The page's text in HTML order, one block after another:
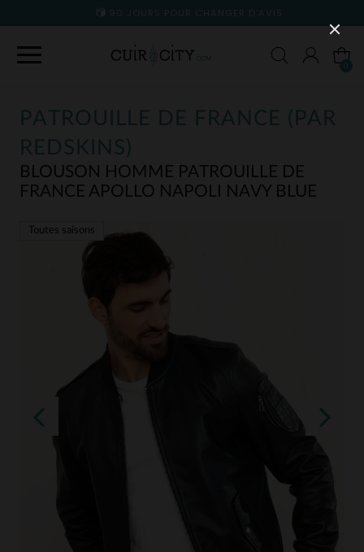
90 JOURS POUR CHANGER D'AVIS
PATROUILLE DE FRANCE (PAR
REDSKINS)
BLOUSON HOMME PATROUILLE DE
FRANCE APOLLO NAPOLI NAVY BLUE
Toutes saisons